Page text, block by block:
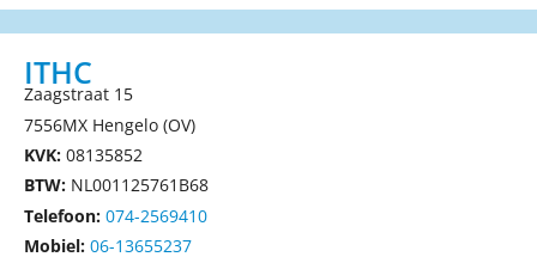
ITHC
Zaagstraat 15
7556MX Hengelo (OV)
KVK: 08135852
BTW: NL001125761B68
Telefoon: 074-2569410
Mobiel: 06-13655237